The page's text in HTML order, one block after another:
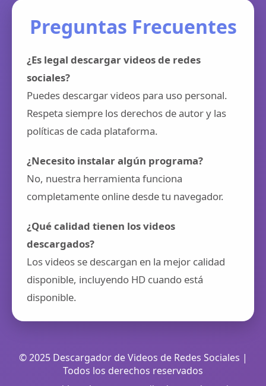
Preguntas Frecuentes
¿Es legal descargar videos de redes
sociales?
Puedes descargar videos para uso personal.
Respeta siempre los derechos de autor y las
políticas de cada plataforma.
¿Necesito instalar algún programa?
No, nuestra herramienta funciona
completamente online desde tu navegador.
¿Qué calidad tienen los videos
descargados?
Los videos se descargan en la mejor calidad
disponible, incluyendo HD cuando está
disponible.
© 2025 Descargador de Videos de Redes Sociales |
Todos los derechos reservados